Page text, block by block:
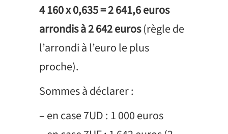
4 160 x 0,635 = 2 641,6 euros
arrondis à 2 642 euros(règle de
l’arrondi à l’euro le plus
proche).
Sommes à déclarer :
– en case 7UD : 1 000 euros